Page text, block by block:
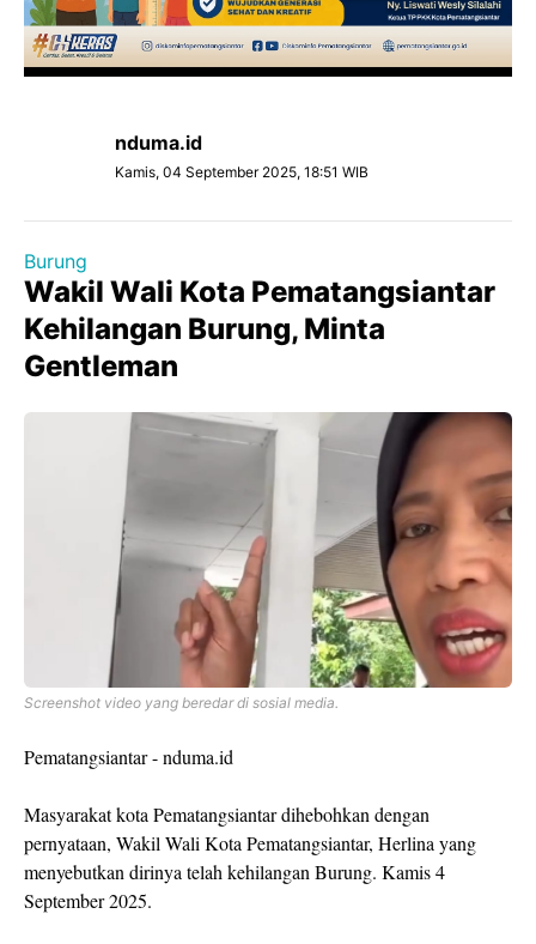
nduma.id
Kamis, 04 September 2025, 18:51 WIB
Burung
Wakil Wali Kota Pematangsiantar
Kehilangan Burung, Minta
Gentleman
Screenshot video yang beredar di sosial media.
Pematangsiantar - nduma.id
Masyarakat kota Pematangsiantar dihebohkan dengan
pernyataan, Wakil Wali Kota Pematangsiantar, Herlina yang
menyebutkan dirinya telah kehilangan Burung. Kamis 4
September 2025.